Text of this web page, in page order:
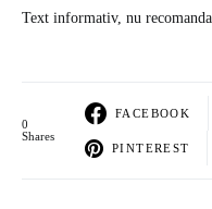
Text informativ, nu
0
Shares
FACEBOOK
PINTEREST